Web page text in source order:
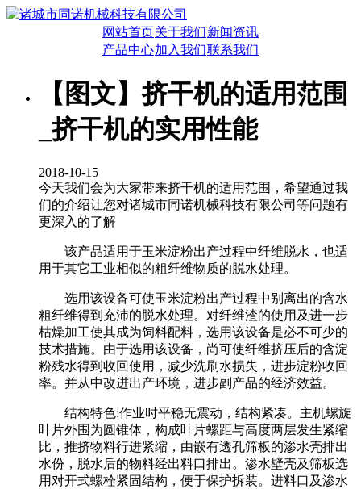
网站首页关于我们新闻资讯
产品中心加入我们联系我们
【图文】挤干机的适用范围
_挤干机的实用性能
2018-10-15
今天我们会为大家带来挤干机的适用范围，希望通过我
们的介绍让您对诸城市同诺机械科技有限公司等问题有
更深入的了解
该产品适用于玉米淀粉出产过程中纤维脱水，也适
用于其它工业相似的粗纤维物质的脱水处理。
选用该设备可使玉米淀粉出产过程中别离出的含水
粗纤维得到充沛的脱水处理。对纤维渣的使用及进一步
枯燥加工使其成为饲料配料，选用该设备是必不可少的
技术措施。由于选用该设备，尚可使纤维挤压后的含淀
粉残水得到收回使用，减少洗刷水损失，进步淀粉收回
率。并从中改进出产环境，进步副产品的经济效益。
结构特色:作业时平稳无震动，结构紧凑。主机螺旋
叶片外围为圆锥体，构成叶片螺距与高度两层发生紧缩
比，推挤物料行进紧缩，由嵌有透孔筛板的渗水壳排出
水份，脱水后的物料经出料口排出。渗水壁壳及筛板选
用对开式螺栓紧固结构，便于保护拆装。进料口及渗水